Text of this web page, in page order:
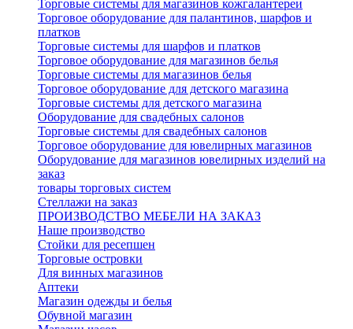
Торговые системы для магазинов кожгалантереи
Торговое оборудование для палантинов, шарфов и
платков
Торговые системы для шарфов и платков
Торговое оборудование для магазинов белья
Торговые системы для магазинов белья
Торговое оборудование для детского магазина
Торговые системы для детского магазина
Оборудование для свадебных салонов
Торговые системы для свадебных салонов
Торговое оборудование для ювелирных магазинов
Оборудование для магазинов ювелирных изделий на
заказ
товары торговых систем
Стеллажи на заказ
ПРОИЗВОДСТВО МЕБЕЛИ НА ЗАКАЗ
Наше производство
Стойки для ресепшен
Торговые островки
Для винных магазинов
Аптеки
Магазин одежды и белья
Обувной магазин